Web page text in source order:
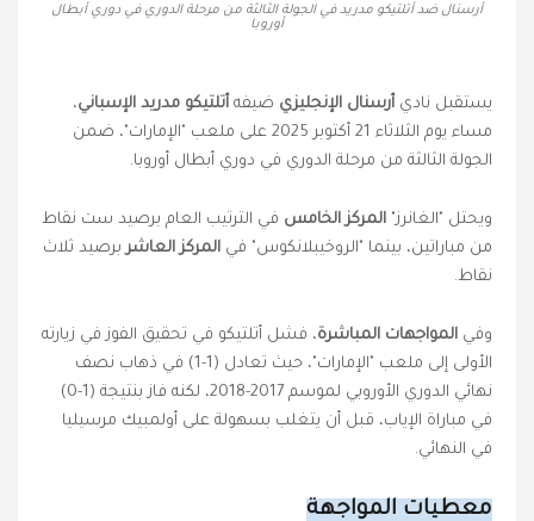
أرسنال ضد أتلتيكو مدريد في الجولة الثالثة من مرحلة الدوري في دوري أبطال
أوروبا
يستقبل نادي أرسنال الإنجليزي ضيفه أتلتيكو مدريد الإسباني،
مساء يوم الثلاثاء 21 أكتوبر 2025 على ملعب "الإمارات"، ضمن
الجولة الثالثة من مرحلة الدوري في دوري أبطال أوروبا.
ويحتل "الغانرز" المركز الخامس في الترتيب العام برصيد ست نقاط
من مباراتين، بينما "الروخيبلانكوس" في المركز العاشربرصيد ثلاث
نقاط.
وفي المواجهات المباشرة، فشل أتلتيكو في تحقيق الفوز في زيارته
الأولى إلى ملعب "الإمارات"، حيث تعادل (1-1) في ذهاب نصف
نهائي الدوري الأوروبي لموسم 2017-2018، لكنه فاز بنتيجة (1-0)
في مباراة الإياب، قبل أن يتغلب بسهولة على أولمبيك مرسيليا
في النهائي.
معطيات المواجهة